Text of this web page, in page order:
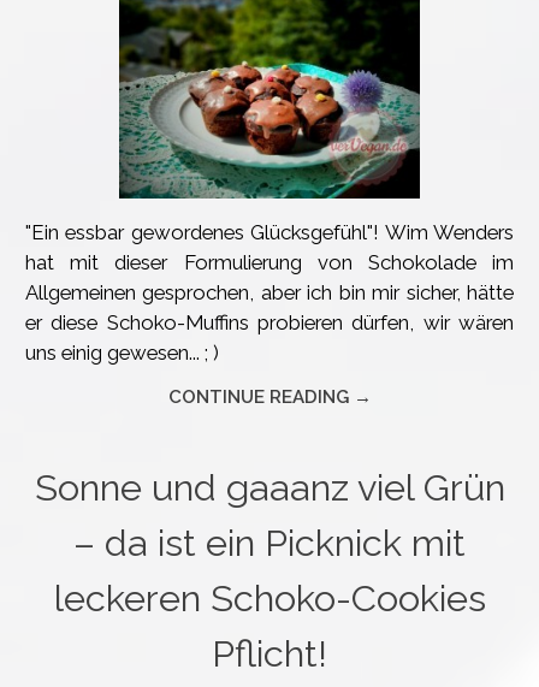
"Ein essbar gewordenes Glücksgefühl"! Wim Wenders
hat mit dieser Formulierung von Schokolade im
Allgemeinen gesprochen, aber ich bin mir sicher, hätte
er diese Schoko-Muffins probieren dürfen, wir wären
uns einig gewesen... ; )
CONTINUE READING →
Sonne und gaaanz viel Grün
– da ist ein Picknick mit
leckeren Schoko-Cookies
Pflicht!